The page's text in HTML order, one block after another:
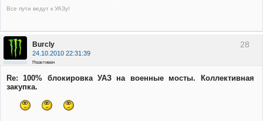
Все пути ведут к УАЗу!
28
Burcly
24.10.2010 22:31:39
Неактивен
Re: 100% блокировка УАЗ на военные мосты. Коллективная
закупка.